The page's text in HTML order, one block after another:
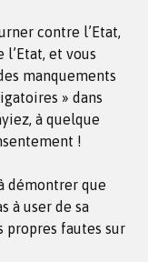
contre l’Etat,
l’Etat, et vous
manquements
» dans
à quelque
!
démontrer que
à user de sa
propres fautes sur